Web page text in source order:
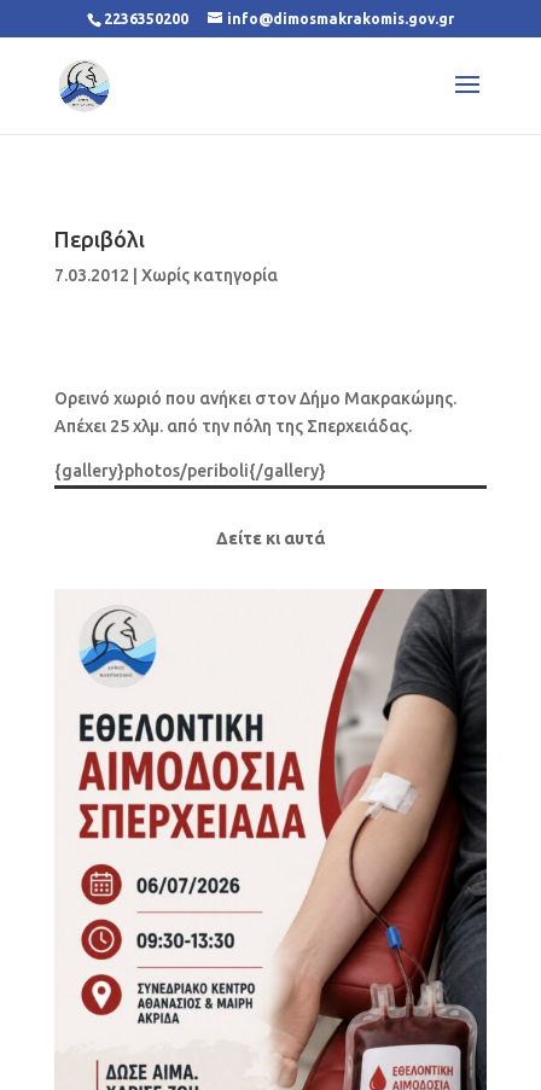
2236350200 info@dimosmakrakomis.gov.gr
Περιβόλι
7.03.2012 Χωρίς κατηγορία
Ορεινό χωριό που ανήκει στον Δήμο Μακρακώμης.
Απέχει 25 χλμ. από την πόλη της Σπερχειάδας.
{gallery}photos/periboli{/gallery}
Δείτε κι αυτά